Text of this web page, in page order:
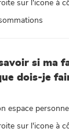
sur l'icone à
si ma
dois-je
espace
sur l'icone à